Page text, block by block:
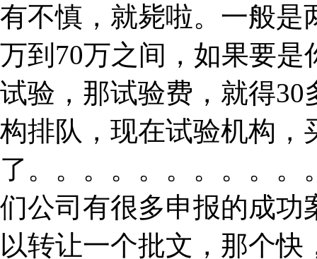
有不慎，就毙啦。一般是
万到70万之间，如果要
试验，那试验费，就得
构排队，现在试验机构，
了。。。。。。。。。
们公司有很多申报的成功
以转让一个批文，那个